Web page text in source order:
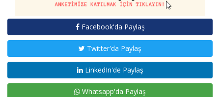
Facebook'da Paylaş
Twitter'da Paylaş
LinkedIn'de Paylaş
Whatsapp'da Paylaş